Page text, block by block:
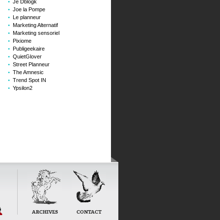
Je Dblogk
Joe la Pompe
Le planneur
Marketing Alternatif
Marketing sensoriel
Pixiome
Publigeekaire
QuietGlover
Street Planneur
The Amnesic
Trend Spot IN
Ypsilon2
ARCHIVES CONTACT